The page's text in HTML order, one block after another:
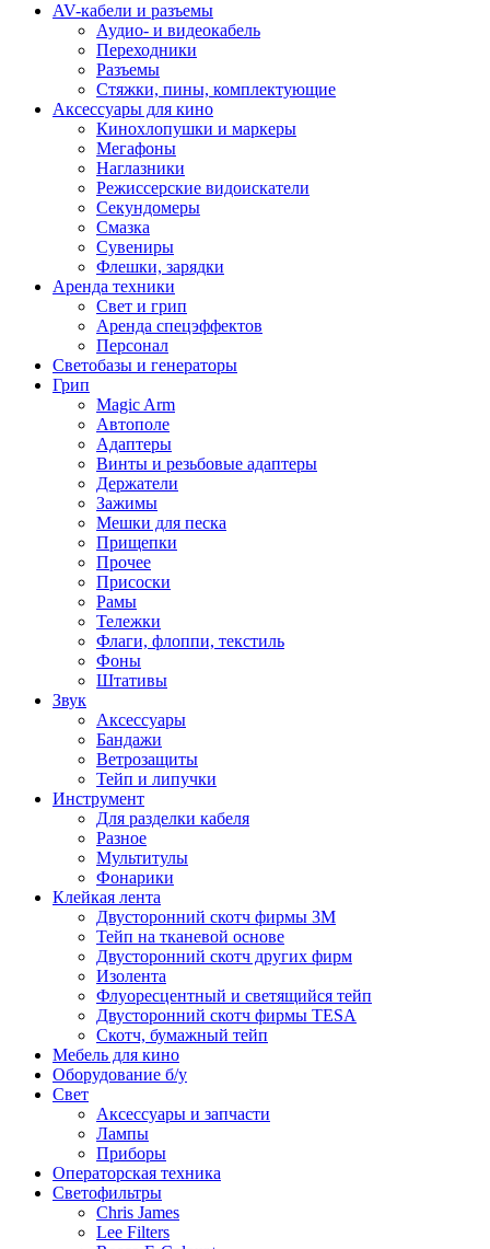
AV-кабели и разъемы
Аудио- и видеокабель
Переходники
Разъемы
Стяжки, пины, комплектующие
Аксессуары для кино
Кинохлопушки и маркеры
Мегафоны
Наглазники
Режиссерские видоискатели
Секундомеры
Смазка
Сувениры
Флешки, зарядки
Аренда техники
Свет и грип
Аренда спецэффектов
Персонал
Светобазы и генераторы
Грип
Magic Arm
Автополе
Адаптеры
Винты и резьбовые адаптеры
Держатели
Зажимы
Мешки для песка
Прищепки
Прочее
Присоски
Рамы
Тележки
Флаги, флоппи, текстиль
Фоны
Штативы
Звук
Аксессуары
Бандажи
Ветрозащиты
Тейп и липучки
Инструмент
Для разделки кабеля
Разное
Мультитулы
Фонарики
Клейкая лента
Двусторонний скотч фирмы 3M
Тейп на тканевой основе
Двусторонний скотч других фирм
Изолента
Флуоресцентный и светящийся тейп
Двусторонний скотч фирмы TESA
Скотч, бумажный тейп
Мебель для кино
Оборудование б/у
Свет
Аксессуары и запчасти
Лампы
Приборы
Операторская техника
Светофильтры
Chris James
Lee Filters